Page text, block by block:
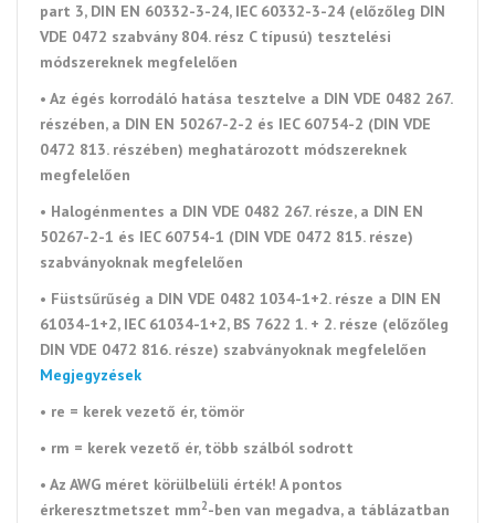
part 3, DIN EN 60332-3-24, IEC 60332-3-24 (előzőleg DIN
VDE 0472 szabvány 804. rész C típusú) tesztelési
módszereknek megfelelően
• Az égés korrodáló hatása tesztelve a DIN VDE 0482 267.
részében, a DIN EN 50267-2-2 és IEC 60754-2 (DIN VDE
0472 813. részében) meghatározott módszereknek
megfelelően
• Halogénmentes a DIN VDE 0482 267. része, a DIN EN
50267-2-1 és IEC 60754-1 (DIN VDE 0472 815. része)
szabványoknak megfelelően
• Füstsűrűség a DIN VDE 0482 1034-1+2. része a DIN EN
61034-1+2, IEC 61034-1+2, BS 7622 1. + 2. része (előzőleg
DIN VDE 0472 816. része) szabványoknak megfelelően
Megjegyzések
• re = kerek vezető ér, tömör
• rm = kerek vezető ér, több szálból sodrott
• Az AWG méret körülbelüli érték! A pontos
érkeresztmetszet mm2-ben van megadva, a táblázatban